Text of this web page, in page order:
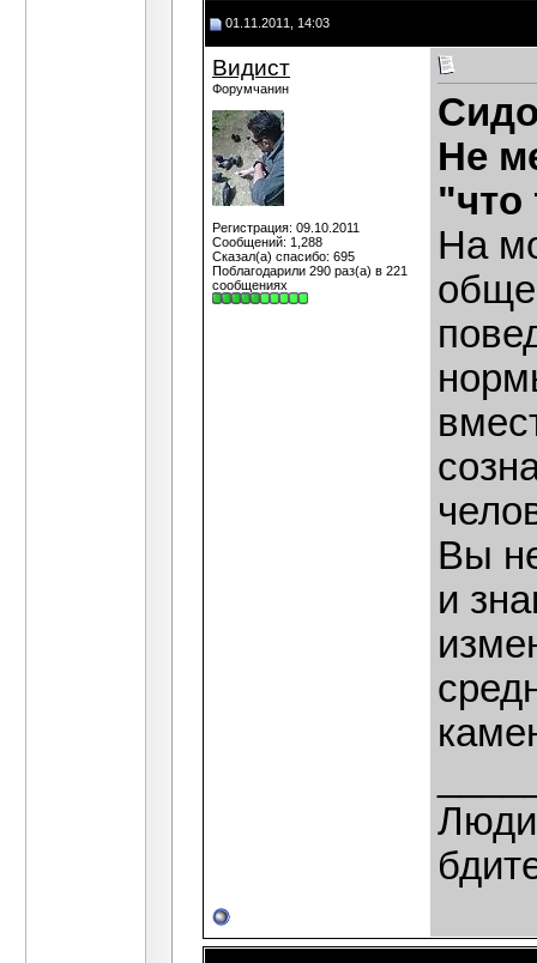
01.11.2011, 14:03
Видист
Форумчанин
Регистрация: 09.10.2011
Сообщений: 1,288
Сказал(а) спасибо: 695
Поблагодарили 290 раз(а) в 221
сообщениях
Не
"что
На
Вы
и